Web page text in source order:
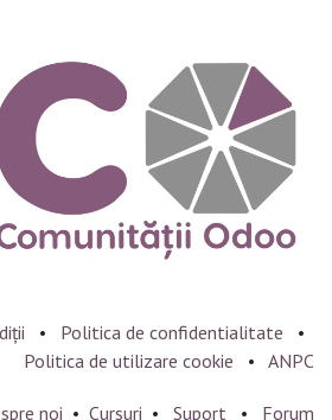
• Politica de confidentialitate
•
Politica de utilizare cookie
• ANPC
noi • Cursuri • Suport • Forum